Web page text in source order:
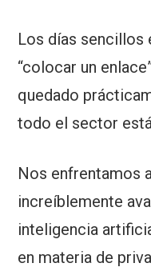
Los días sencillos
“colocar un
quedado
todo el sector
Nos enfrentamos
increíblemente
inteligencia
en materia de